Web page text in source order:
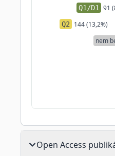
Q1/D1 91
Q2 144 (13,2%)
nem
Open Access